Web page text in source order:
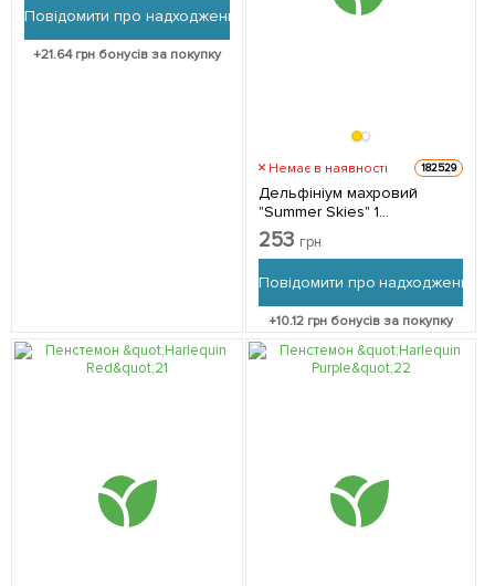
Повідомити про надходження
+21.64грн бонусів за покупку
Немає в наявності 182529
Дельфініум махровий
"Summer Skies" 1
саджанець в упаковці
253 грн
Повідомити про надходження
+10.12 грн бонусів за покупку